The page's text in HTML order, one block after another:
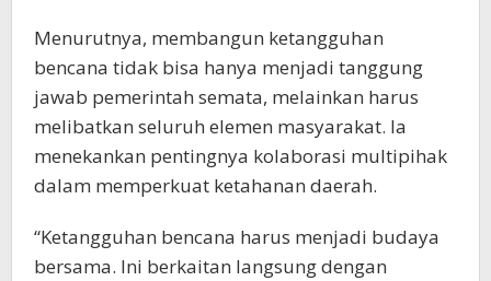
Menurutnya, membangun ketangguhan
bencana tidak bisa hanya menjadi tanggung
jawab pemerintah semata, melainkan harus
melibatkan seluruh elemen masyarakat. Ia
menekankan pentingnya kolaborasi multipihak
dalam memperkuat ketahanan daerah.
“Ketangguhan bencana harus menjadi budaya
bersama. Ini berkaitan langsung dengan